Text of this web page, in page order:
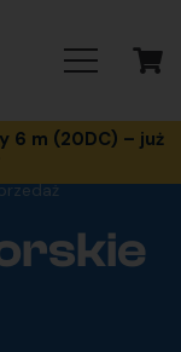
6 m (20DC) – już